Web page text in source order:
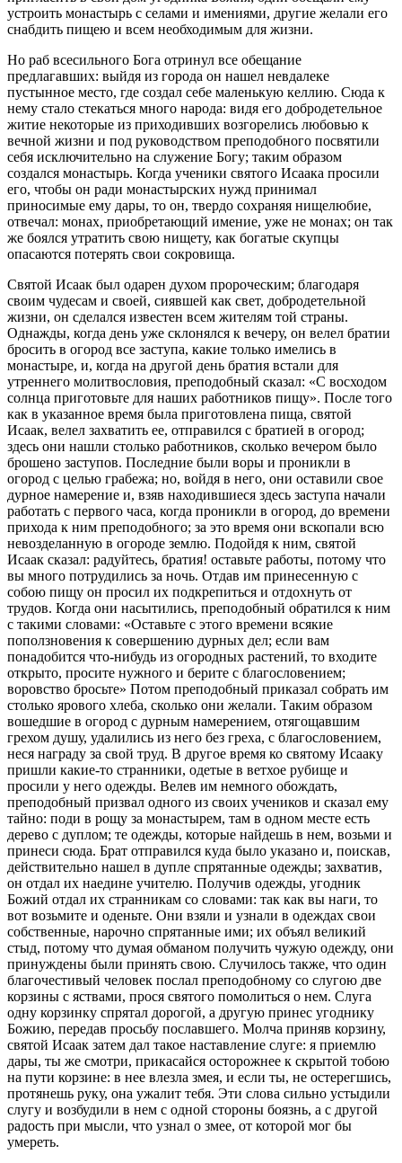
устроить монастырь с селами и имениями, другие желали его
снабдить пищею и всем необходимым для жизни.
Но раб всесильного Бога отринул все обещание
предлагавших: выйдя из города он нашел невдалеке
пустынное место, где создал себе маленькую келлию. Сюда к
нему стало стекаться много народа: видя его добродетельное
житие некоторые из приходивших возгорелись любовью к
вечной жизни и под руководством преподобного посвятили
себя исключительно на служение Богу; таким образом
создался монастырь. Когда ученики святого Исаака просили
его, чтобы он ради монастырских нужд принимал
приносимые ему дары, то он, твердо сохраняя нищелюбие,
отвечал: монах, приобретающий имение, уже не монах; он так
же боялся утратить свою нищету, как богатые скупцы
опасаются потерять свои сокровища.
Святой Исаак был одарен духом пророческим; благодаря
своим чудесам и своей, сиявшей как свет, добродетельной
жизни, он сделался известен всем жителям той страны.
Однажды, когда день уже склонялся к вечеру, он велел братии
бросить в огород все заступа, какие только имелись в
монастыре, и, когда на другой день братия встали для
утреннего молитвословия, преподобный сказал: «С восходом
солнца приготовьте для наших работников пищу». После того
как в указанное время была приготовлена пища, святой
Исаак, велел захватить ее, отправился с братией в огород;
здесь они нашли столько работников, сколько вечером было
брошено заступов. Последние были воры и проникли в
огород с целью грабежа; но, войдя в него, они оставили свое
дурное намерение и, взяв находившиеся здесь заступа начали
работать с первого часа, когда проникли в огород, до времени
прихода к ним преподобного; за это время они вскопали всю
невозделанную в огороде землю. Подойдя к ним, святой
Исаак сказал: радуйтесь, братия! оставьте работы, потому что
вы много потрудились за ночь. Отдав им принесенную с
собою пищу он просил их подкрепиться и отдохнуть от
трудов. Когда они насытились, преподобный обратился к ним
с такими словами: «Оставьте с этого времени всякие
поползновения к совершению дурных дел; если вам
понадобится что-нибудь из огородных растений, то входите
открыто, просите нужного и берите с благословением;
воровство бросьте» Потом преподобный приказал собрать им
столько ярового хлеба, сколько они желали. Таким образом
вошедшие в огород с дурным намерением, отягощавшим
грехом душу, удалились из него без греха, с благословением,
неся награду за свой труд. В другое время ко святому Исааку
пришли какие-то странники, одетые в ветхое рубище и
просили у него одежды. Велев им немного обождать,
преподобный призвал одного из своих учеников и сказал ему
тайно: поди в рощу за монастырем, там в одном месте есть
дерево с дуплом; те одежды, которые найдешь в нем, возьми и
принеси сюда. Брат отправился куда было указано и, поискав,
действительно нашел в дупле спрятанные одежды; захватив,
он отдал их наедине учителю. Получив одежды, угодник
Божий отдал их странникам со словами: так как вы наги, то
вот возьмите и оденьте. Они взяли и узнали в одеждах свои
собственные, нарочно спрятанные ими; их объял великий
стыд, потому что думая обманом получить чужую одежду, они
принуждены были принять свою. Случилось также, что один
благочестивый человек послал преподобному со слугою две
корзины с яствами, прося святого помолиться о нем. Слуга
одну корзинку спрятал дорогой, а другую принес угоднику
Божию, передав просьбу пославшего. Молча приняв корзину,
святой Исаак затем дал такое наставление слуге: я приемлю
дары, ты же смотри, прикасайся осторожнее к скрытой тобою
на пути корзине: в нее влезла змея, и если ты, не остерегшись,
протянешь руку, она ужалит тебя. Эти слова сильно устыдили
слугу и возбудили в нем с одной стороны боязнь, а с другой
радость при мысли, что узнал о змее, от которой мог бы
умереть.